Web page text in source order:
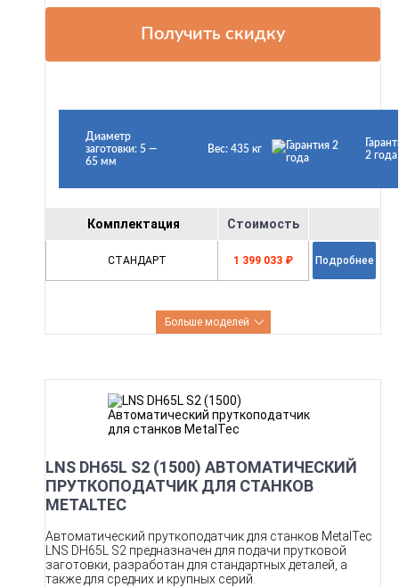
Получить скидку
Диаметр
заготовки: 5 —
65 мм
Вес: 435 кг
2 года
Комплектация Стоимость
СТАНДАРТ 1 399 033 ₽ Подробнее
Больше моделей
LNS DH65L S2 (1500) АВТОМАТИЧЕСКИЙ
ПРУТКОПОДАТЧИК ДЛЯ СТАНКОВ
METALTEC
Автоматический пруткоподатчик для станков MetalTec
LNS DH65L S2 предназначен для подачи прутковой
заготовки, разработан для стандартных деталей, а
также для средних и крупных серий.